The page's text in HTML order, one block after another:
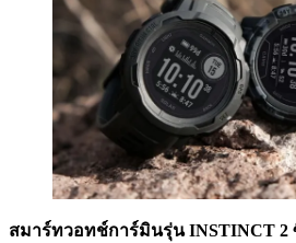
สมาร์ทวอทช์การ์มินรุ่น INSTINCT